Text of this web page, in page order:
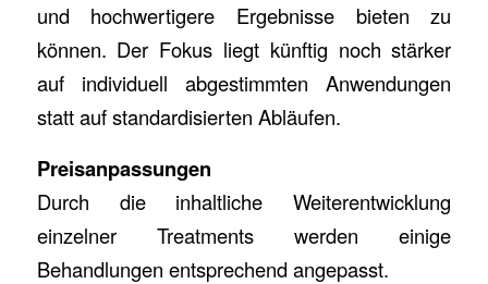
und hochwertigere Ergebnisse bieten zu
können. Der Fokus liegt künftig noch stärker
auf individuell abgestimmten Anwendungen
statt auf standardisierten Abläufen.
Preisanpassungen
Durch die inhaltliche Weiterentwicklung
einzelner Treatments werden einige
Behandlungen entsprechend angepasst.